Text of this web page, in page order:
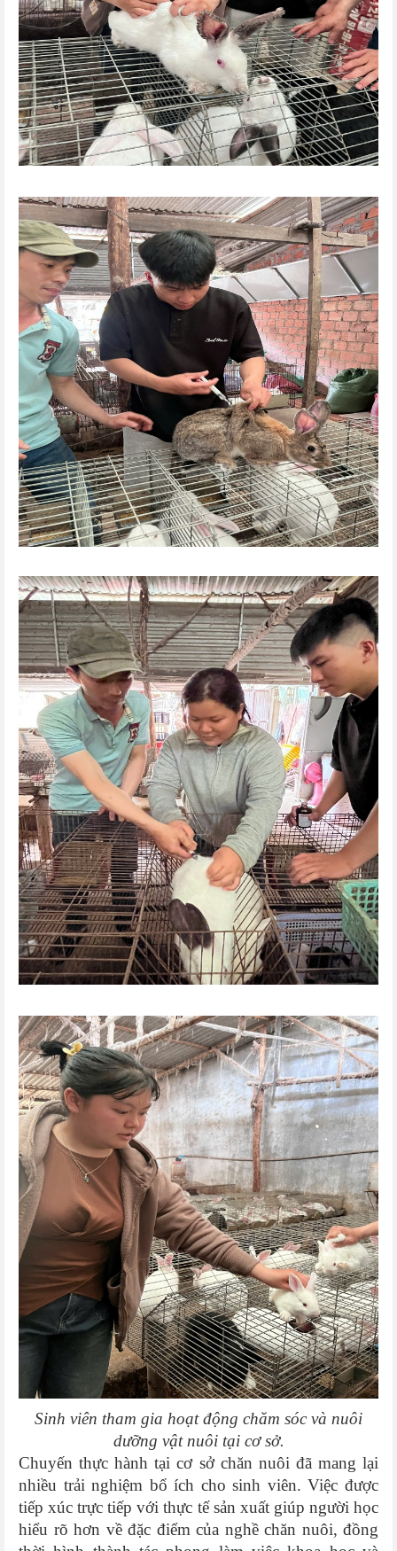
Sinh viên tham gia hoạt động chăm sóc và nuôi
dưỡng vật nuôi tại cơ sở.
Chuyến thực hành tại cơ sở chăn nuôi đã mang lại
nhiều trải nghiệm bổ ích cho sinh viên. Việc được
tiếp xúc trực tiếp với thực tế sản xuất giúp người học
hiểu rõ hơn về đặc điểm của nghề chăn nuôi, đồng